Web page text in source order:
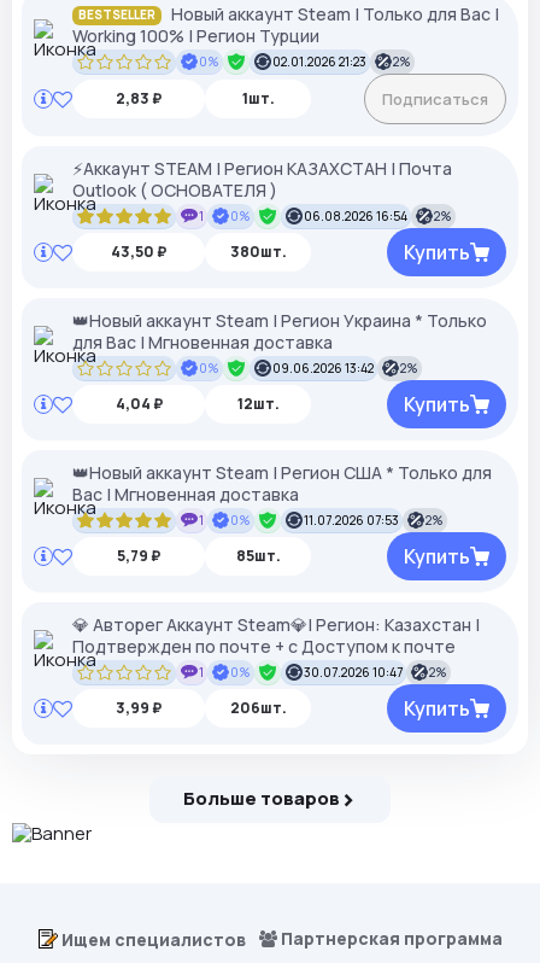
BESTSELLER
Новый аккаунт Steam | Только для Вас |
Working 100% | Регион Турции
0% 02.01.2026 21:23 2%
2,83 ₽ 1шт. Подписаться
⚡Аккаунт STEAM | Регион КАЗАХСТАН | Почта
Outlook ( ОСНОВАТЕЛЯ )
1 0% 06.08.2026 16:54 2%
43,50 ₽ 380шт. Купить
👑Новый аккаунт Steam | Регион Украина * Только
для Вас | Мгновенная доставка
0% 09.06.2026 13:42 2%
4,04 ₽ 12шт. Купить
👑Новый аккаунт Steam | Регион США * Только для
Вас | Мгновенная доставка
1 0% 11.07.2026 07:53 2%
5,79 ₽ 85шт. Купить
💎 Авторег Аккаунт Steam💎| Регион: Казахстан |
Подтвержден по почте + с Доступом к почте
1 0% 30.07.2026 10:47 2%
3,99 ₽ 206шт. Купить
Больше товаров
Ищем специалистов Партнерская программа